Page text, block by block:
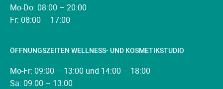
Mo-Do: 08:00 – 20:00
Fr: 08:00 – 17:00
ÖFFNUNGSZEITEN WELLNESS- UND KOSMETIKSTUDIO
Mo-Fr: 09:00 – 13:00 und 14:00 – 18:00
Sa: 09:00 – 13:00